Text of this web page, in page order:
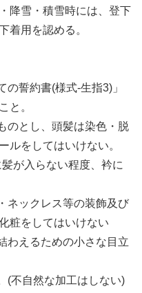
降雪・積雪時には、登下
着用を認める。
誓約書(様式-生指3)」
と。
のとし、頭髪は染色・脱
ルをしてはいけない。
が入らない程度、衿に
ネックレス等の装飾及び
粧をしてはいけない
わえるための小さな目立
(不自然な加工はしない)